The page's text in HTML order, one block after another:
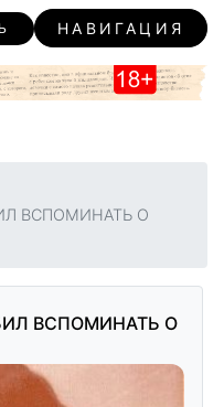
НАВИГАЦИЯ
ВСПОМИНАТЬ О
ВСПОМИНАТЬ О